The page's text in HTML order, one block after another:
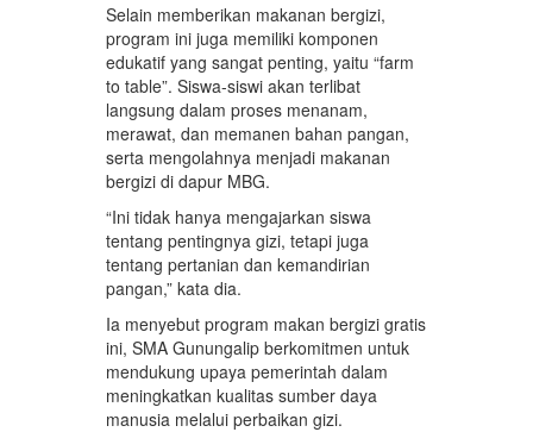
Selain memberikan makanan bergizi,
program ini juga memiliki komponen
edukatif yang sangat penting, yaitu “farm
to table”. Siswa-siswi akan terlibat
langsung dalam proses menanam,
merawat, dan memanen bahan pangan,
serta mengolahnya menjadi makanan
bergizi di dapur MBG.
“Ini tidak hanya mengajarkan siswa
tentang pentingnya gizi, tetapi juga
tentang pertanian dan kemandirian
pangan,” kata dia.
Ia menyebut program makan bergizi gratis
ini, SMA Gunungalip berkomitmen untuk
mendukung upaya pemerintah dalam
meningkatkan kualitas sumber daya
manusia melalui perbaikan gizi.